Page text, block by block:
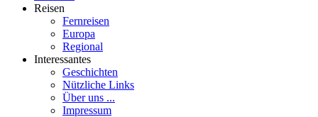
Reisen
Fernreisen
Europa
Regional
Interessantes
Geschichten
Nützliche Links
Über uns ...
Impressum